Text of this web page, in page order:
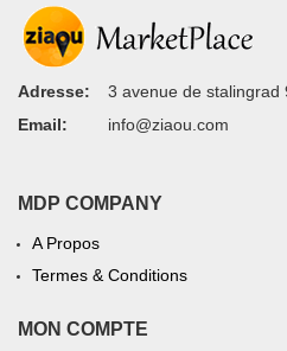
Adresse:
3 avenue de stalingrad
Email:
info@ziaou.com
MDP COMPANY
A Propos
Termes & Conditions
MON COMPTE